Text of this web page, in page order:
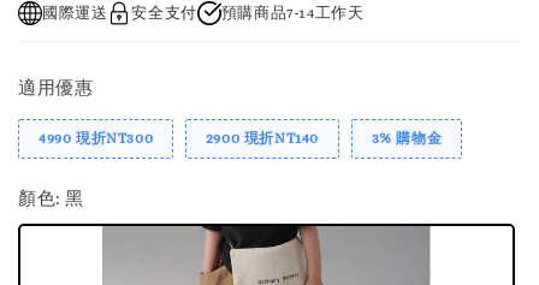
國際運送 安全支付 預購商品7-14工作天
適用優惠
4990 現折NT300 2900 現折NT140 3% 購物金
顏色: 黑